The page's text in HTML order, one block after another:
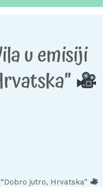
u emisiji
jutro, Hrvatska”